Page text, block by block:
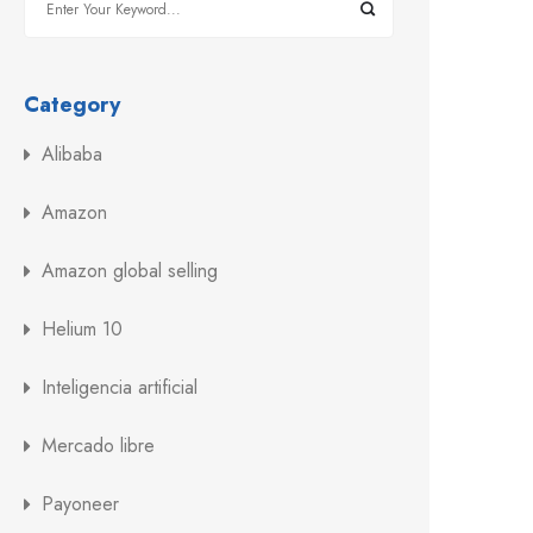
Category
Alibaba
Amazon
Amazon global selling
Helium 10
Inteligencia artificial
Mercado libre
Payoneer